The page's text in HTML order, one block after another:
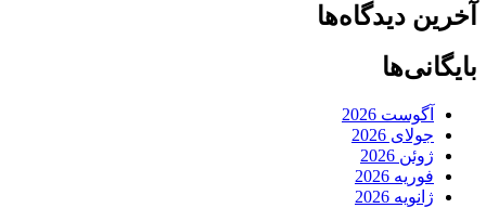
دیدگاه‌ها
2026
2026
2026
2026
2026